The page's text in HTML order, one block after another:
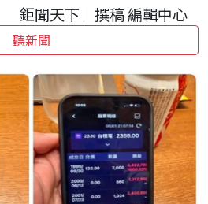
鉅聞天下｜撰稿 編輯中心
聽新聞